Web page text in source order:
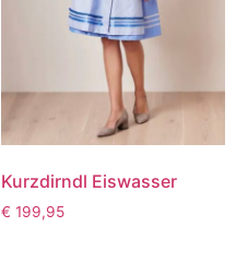
Kurzdirndl Eiswasser
€ 199,95